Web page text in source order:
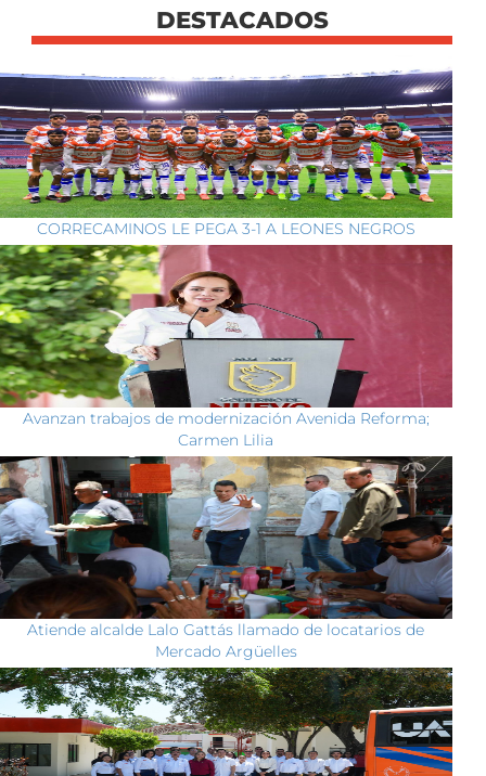
DESTACADOS
CORRECAMINOS LE PEGA 3-1 A LEONES NEGROS
Avanzan trabajos de modernización Avenida Reforma;
Carmen Lilia
Atiende alcalde Lalo Gattás llamado de locatarios de
Mercado Argüelles